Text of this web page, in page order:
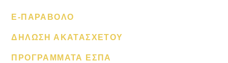
E-ΠΑΡΑΒΟΛΟ
ΔΗΛΩΣΗ ΑΚΑΤΑΣΧΕΤΟΥ
ΠΡΟΓΡΑΜΜΑΤΑ ΕΣΠΑ